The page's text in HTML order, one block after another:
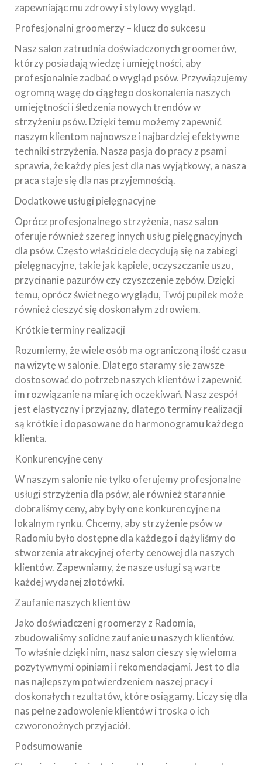
zapewniając mu zdrowy i stylowy wygląd.
Profesjonalni groomerzy – klucz do sukcesu
Nasz salon zatrudnia doświadczonych groomerów,
którzy posiadają wiedzę i umiejętności, aby
profesjonalnie zadbać o wygląd psów. Przywiązujemy
ogromną wagę do ciągłego doskonalenia naszych
umiejętności i śledzenia nowych trendów w
strzyżeniu psów. Dzięki temu możemy zapewnić
naszym klientom najnowsze i najbardziej efektywne
techniki strzyżenia. Nasza pasja do pracy z psami
sprawia, że każdy pies jest dla nas wyjątkowy, a nasza
praca staje się dla nas przyjemnością.
Dodatkowe usługi pielęgnacyjne
Oprócz profesjonalnego strzyżenia, nasz salon
oferuje również szereg innych usług pielęgnacyjnych
dla psów. Często właściciele decydują się na zabiegi
pielęgnacyjne, takie jak kąpiele, oczyszczanie uszu,
przycinanie pazurów czy czyszczenie zębów. Dzięki
temu, oprócz świetnego wyglądu, Twój pupilek może
również cieszyć się doskonałym zdrowiem.
Krótkie terminy realizacji
Rozumiemy, że wiele osób ma ograniczoną ilość czasu
na wizytę w salonie. Dlatego staramy się zawsze
dostosować do potrzeb naszych klientów i zapewnić
im rozwiązanie na miarę ich oczekiwań. Nasz zespół
jest elastyczny i przyjazny, dlatego terminy realizacji
są krótkie i dopasowane do harmonogramu każdego
klienta.
Konkurencyjne ceny
W naszym salonie nie tylko oferujemy profesjonalne
usługi strzyżenia dla psów, ale również starannie
dobraliśmy ceny, aby były one konkurencyjne na
lokalnym rynku. Chcemy, aby strzyżenie psów w
Radomiu było dostępne dla każdego i dążyliśmy do
stworzenia atrakcyjnej oferty cenowej dla naszych
klientów. Zapewniamy, że nasze usługi są warte
każdej wydanej złotówki.
Zaufanie naszych klientów
Jako doświadczeni groomerzy z Radomia,
zbudowaliśmy solidne zaufanie u naszych klientów.
To właśnie dzięki nim, nasz salon cieszy się wieloma
pozytywnymi opiniami i rekomendacjami. Jest to dla
nas najlepszym potwierdzeniem naszej pracy i
doskonałych rezultatów, które osiągamy. Liczy się dla
nas pełne zadowolenie klientów i troska o ich
czworonożnych przyjaciół.
Podsumowanie